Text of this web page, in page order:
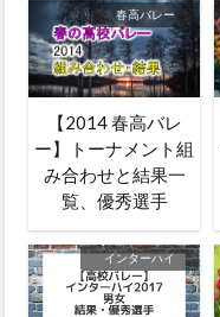
春高バレー
【2014 春高バレ
ー】トーナメント組
み合わせと結果一
覧、優秀選手
インターハイ